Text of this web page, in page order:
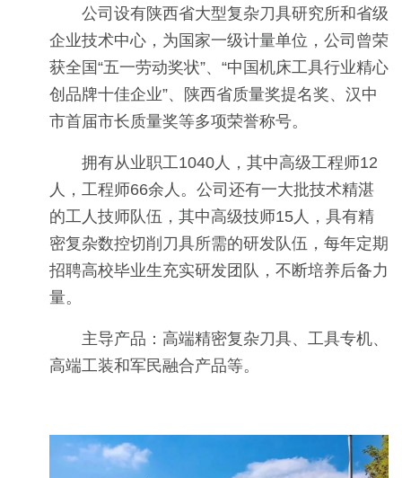
公司设有陕西省大型复杂刀具研究所和省级
企业技术中心，为国家一级计量单位，公司曾荣
获全国“五一劳动奖状”、“中国机床工具行业精心
创品牌十佳企业”、陕西省质量奖提名奖、汉中
市首届市长质量奖等多项荣誉称号。
拥有从业职工1040人，其中高级工程师12
人，工程师66余人。公司还有一大批技术精湛
的工人技师队伍，其中高级技师15人，具有精
密复杂数控切削刀具所需的研发队伍，每年定期
招聘高校毕业生充实研发团队，不断培养后备力
量。
主导产品：高端精密复杂刀具、工具专机、
高端工装和军民融合产品等。